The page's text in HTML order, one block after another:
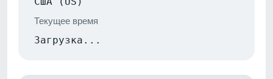
Текущее время
Загрузка...